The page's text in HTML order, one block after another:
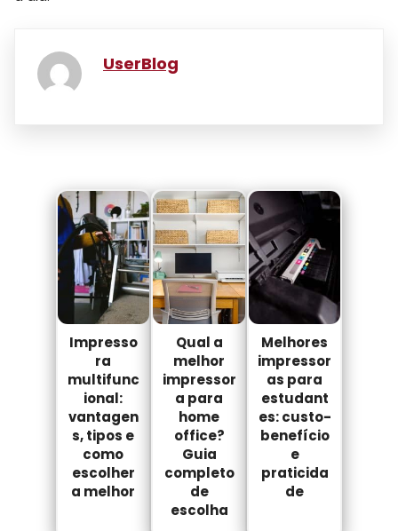
UserBlog
Impresso
ra
multifunc
ional:
vantagen
s, tipos e
como
escolher
a melhor
Qual a
melhor
impressor
a para
home
office?
Guia
completo
de
escolha
Melhores
impressor
as para
estudant
es: custo-
benefício
e
praticida
de